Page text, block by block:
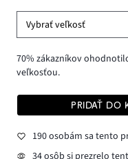
Vybrať veľkosť
70% zákazníkov
veľkosťou.
PRIDAŤ DO
190 osobám sa tento